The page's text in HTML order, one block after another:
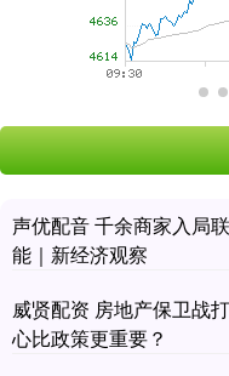
声优配音 千余商家入局
能｜新经济观察
威贤配资 房地产保卫战
心比政策更重要？